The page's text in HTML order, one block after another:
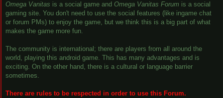
Omega Vanitas is a social game and Omega Vanitas Forum is a social
gaming site. You don't need to use the social features (like ingame chat
or forum PMs) to enjoy the game, but we think this is a big part of what
makes the game more fun.
The community is international; there are players from all around the
world, playing this android game. This has many advantages and is
exciting. On the other hand, there is a cultural or language barrier
sometimes.
There are rules to be respected in order to use this Forum.